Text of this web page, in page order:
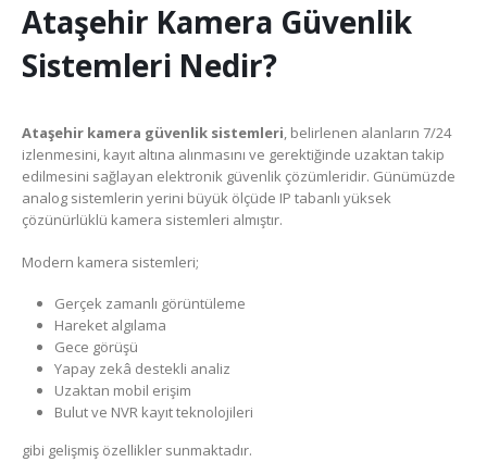
Ataşehir Kamera Güvenlik
Sistemleri Nedir?
Ataşehir kamera güvenlik sistemleri, belirlenen alanların 7/24
izlenmesini, kayıt altına alınmasını ve gerektiğinde uzaktan takip
edilmesini sağlayan elektronik güvenlik çözümleridir. Günümüzde
analog sistemlerin yerini büyük ölçüde IP tabanlı yüksek
çözünürlüklü kamera sistemleri almıştır.
Modern kamera sistemleri;
Gerçek zamanlı görüntüleme
Hareket algılama
Gece görüşü
Yapay zekâ destekli analiz
Uzaktan mobil erişim
Bulut ve NVR kayıt teknolojileri
gibi gelişmiş özellikler sunmaktadır.